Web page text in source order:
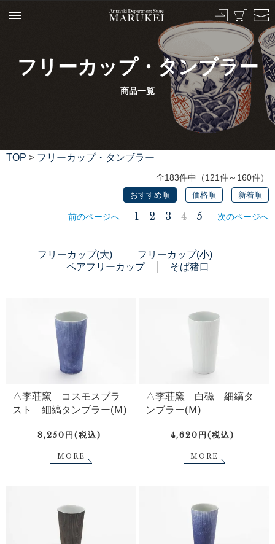
フリーカップ・タンブラー
商品一覧
TOP > フリーカップ・タンブラー
全183件中（121件～160件）
おすすめ順 価格順 新着順
前のページへ 1 2 3 4 5 次のページへ
フリーカップ(大)
フリーカップ(小)
ペアフリーカップ
そば猪口
△李荘窯 コスモスブラ
スト 細縞タンブラー(Ｍ)
8,250円(税込)
MORE
△李荘窯 白磁 細縞タ
ンブラー(Ｍ)
4,620円(税込)
MORE